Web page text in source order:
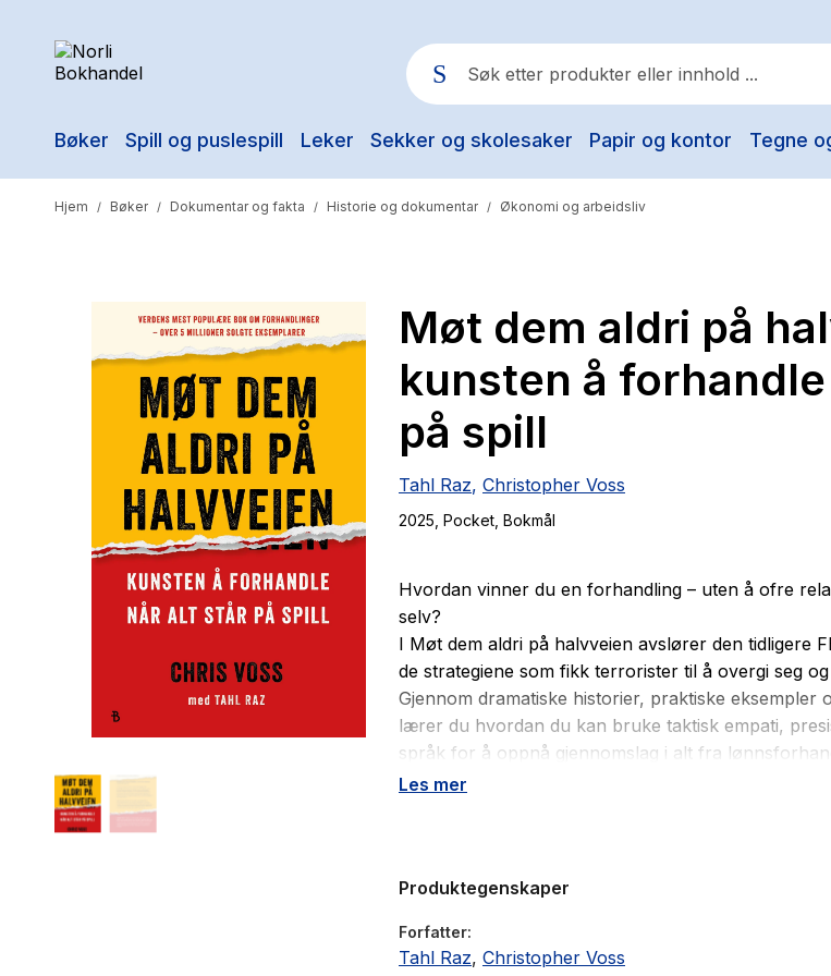
Bøker Spill og puslespill Leker Sekker og skolesaker Papir og kontor Tegne
Populære søk
Yesteryear
Elizabeth Strout
Hitster
Hypopressiv trening
The Housemaid
Hjem / Bøker / Dokumentar og fakta / Historie og dokumentar / Økonomi og arbeidsliv
Møt dem aldri på
kunsten å
på spill
Tahl Raz, Christopher Voss
2025 , Pocket , Bokmål
Hvordan vinner du en forhandling – uten å ofre
selv?
I Møt dem aldri på halvveien avslører den tidligere
de strategiene som fikk terrorister til å overgi seg
Gjennom dramatiske historier, praktiske eksempler
lærer du hvordan du kan bruke taktisk empati,
språk for å oppnå gjennomslag i alt fra
hverdagskonflikter.
forståelse og kontroll. Dette er boken som vil endre
Chris Voss er tidligere sjefsforhandler i FBI, med
Les mer
Produktegenskaper
Forfatter
Tahl Raz, Christopher Voss